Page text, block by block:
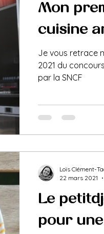
Mon
cuisine
Je vous retrace
2021 du
par la SNCF
Le petit-
pour une
Loïs Clément-
22 mars 2021